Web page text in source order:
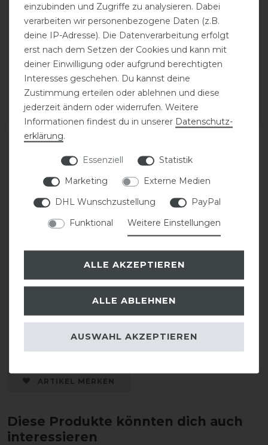
statt 73,50 €
37,00 € *
Paar
Winterstiefel Boots
Grenoble
statt 73,50 €
37,00 € *
1 Paar
Winterstiefel Boots
ARTIKEL MERKEN
Diese Produkte könnten dich auch
interessieren
einzubinden und Zugriffe zu analysieren. Dabei
verarbeiten wir personenbezogene Daten (z.B.
deine IP-Adresse). Die Datenverarbeitung erfolgt
erst nach dem Setzen der Cookies und kann mit
deiner Einwilligung oder aufgrund berechtigten
Interesses geschehen. Du kannst deine
Zustimmung erteilen oder ablehnen und diese
jederzeit ändern oder widerrufen. Weitere
Informationen findest du in unserer Daten­schutz­
erklärung.
Essenziell
Statistik
Marketing
Externe Medien
DHL Wunschzustellung
PayPal
Funktional
Weitere Einstellungen
ALLE AKZEPTIEREN
ALLE ABLEHNEN
AUSWAHL AKZEPTIEREN